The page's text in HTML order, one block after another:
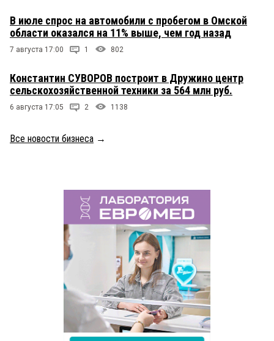
В июле спрос на автомобили с пробегом в Омской
области оказался на 11% выше, чем год назад
7 августа 17:00 1 802
Константин СУВОРОВ построит в Дружино центр
сельскохозяйственной техники за 564 млн руб.
6 августа 17:05 2 1138
Все новости бизнеса →